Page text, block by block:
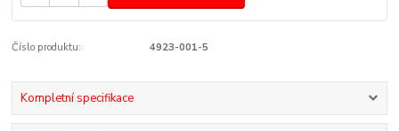
Číslo produktu: 4923-001-5
Kompletní specifikace